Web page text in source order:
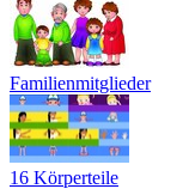
Familienmitglieder
16 Körperteile